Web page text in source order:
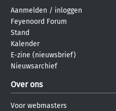
Aanmelden / inloggen
Feyenoord Forum
Stand
Kalender
E-zine (nieuwsbrief)
Nieuwsarchief
Over ons
Voor webmasters